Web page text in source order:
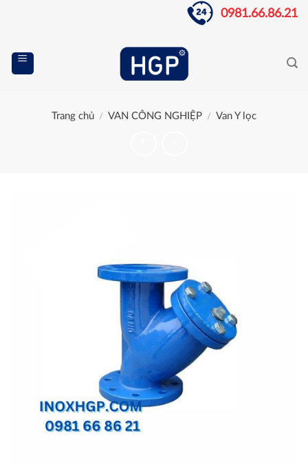
0981.66.86.21
Trang chủ / VAN CÔNG NGHIỆP / Van Y lọc